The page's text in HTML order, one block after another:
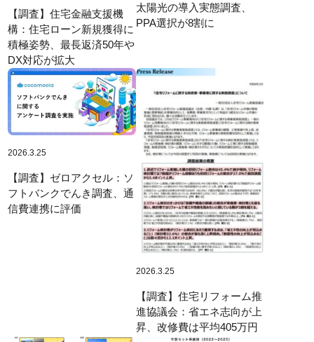
【調査】住宅金融支援機
構：住宅ローン新規獲得に
積極姿勢、最長返済50年や
DX対応が拡大
太陽光の導入実態調査、
PPA選択が8割に
2026.3.25
【調査】ゼロアクセル：ソ
フトバンクでんき調査、通
信費連携に評価
2026.3.25
【調査】住宅リフォーム推
進協議会：省エネ志向が上
昇、改修費は平均405万円